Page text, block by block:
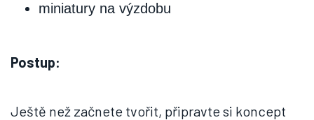
miniatury na výzdobu
Postup:
Ještě než začnete tvořit, připravte si koncept